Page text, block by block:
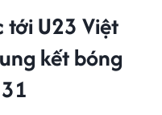
tới U23 Việt
kết bóng